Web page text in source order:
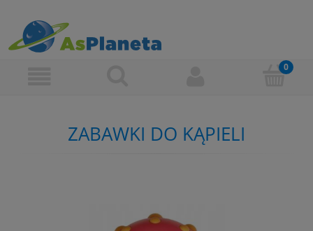
ZABAWKI DO KĄPIELI